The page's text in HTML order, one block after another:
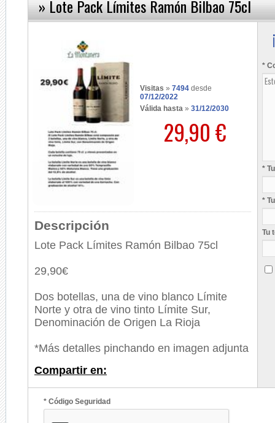
» Lote Pack Límites Ramón Bilbao 75cl
Visitas » 7494 desde
07/12/2022
Válida hasta » 31/12/2030
29,90 €
Descripción
Lote Pack Límites Ramón Bilbao 75cl
29,90€
Dos botellas, una de vino blanco Límite
Norte y otra de vino tinto Límite Sur,
Denominación de Origen La Rioja
*Más detalles pinchando en imagen adjunta
Compartir en:
*
*
*
Tu
* Código Seguridad